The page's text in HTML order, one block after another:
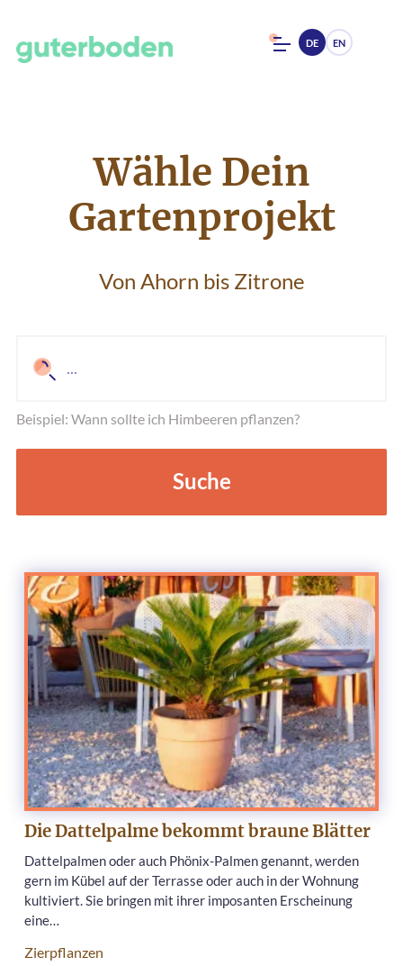
DE EN
Wähle Dein
Gartenprojekt
Von Ahorn bis Zitrone
Beispiel: Wann sollte ich Himbeeren pflanzen?
Suche
Die Dattelpalme bekommt braune Blätter
Dattelpalmen oder auch Phönix-Palmen genannt, werden
gern im Kübel auf der Terrasse oder auch in der Wohnung
kultiviert. Sie bringen mit ihrer imposanten Erscheinung
eine…
Zierpflanzen